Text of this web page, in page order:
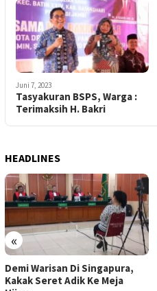
Juni 7, 2023
Tasyakuran BSPS, Warga :
Terimaksih H. Bakri
HEADLINES
«
Sumingrah Warga, Berkat
Bakri Rumah Impian